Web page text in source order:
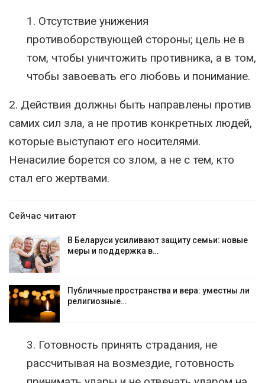
1. Отсутствие унижения
противоборствующей стороны; цель не в
том, чтобы уничтожить противника, а в том,
чтобы завоевать его любовь и понимание.
2. Действия должны быть направлены против
самих сил зла, а не против конкретных людей,
которые выступают его носителями.
Ненасилие борется со злом, а не с тем, кто
стал его жертвами.
Сейчас читают
В Беларуси усиливают защиту семьи: новые
меры и поддержка в…
Публичные пространства и вера: уместны ли
религиозные…
3. Готовность принять страдания, не
рассчитывая на возмездие, готовность